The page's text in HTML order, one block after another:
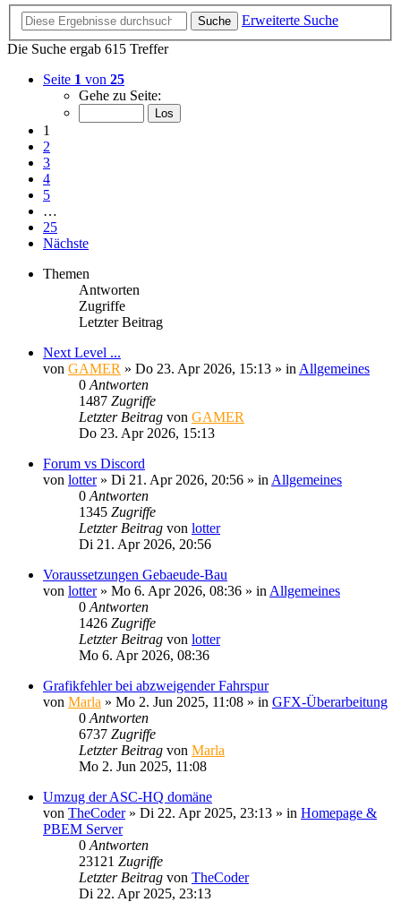
Suche
Erweiterte Suche
Die Suche ergab 615 Treffer
Seite 1 von 25
Gehe zu Seite:
1
2
3
4
5
…
25
Nächste
Themen
Antworten
Zugriffe
Letzter Beitrag
Next Level ...
von GAMER » Do 23. Apr 2026, 15:13 » in Allgemeines
0 Antworten
1487 Zugriffe
Letzter Beitrag von GAMER
Do 23. Apr 2026, 15:13
Forum vs Discord
von lotter» Di 21. Apr 2026, 20:56 » in Allgemeines
0 Antworten
1345 Zugriffe
Letzter Beitrag von lotter
Di 21. Apr 2026, 20:56
Voraussetzungen Gebaeude-Bau
von lotter» Mo 6. Apr 2026, 08:36 » in Allgemeines
0 Antworten
1426 Zugriffe
Letzter Beitrag von lotter
Mo 6. Apr 2026, 08:36
Grafikfehler bei abzweigender Fahrspur
von Marla » Mo 2. Jun 2025, 11:08 » in GFX-Überarbeitung
0 Antworten
6737 Zugriffe
Letzter Beitrag von Marla
Mo 2. Jun 2025, 11:08
Umzug der ASC-HQ domäne
von TheCoder» Di 22. Apr 2025, 23:13 » in Homepage &
PBEM Server
0 Antworten
23121 Zugriffe
Letzter Beitrag von TheCoder
Di 22. Apr 2025, 23:13